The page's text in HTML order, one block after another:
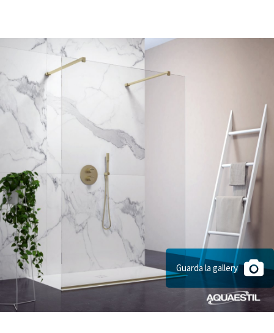
Guarda la gallery